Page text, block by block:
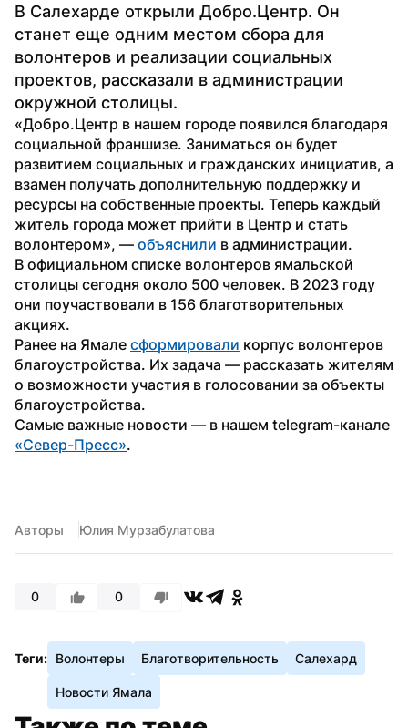
В Салехарде открыли Добро.Центр. Он
станет еще одним местом сбора для
волонтеров и реализации социальных
проектов, рассказали в администрации
окружной столицы.
«Добро.Центр в нашем городе появился благодаря
социальной франшизе. Заниматься он будет
развитием социальных и гражданских инициатив, а
взамен получать дополнительную поддержку и
ресурсы на собственные проекты. Теперь каждый
житель города может прийти в Центр и стать
волонтером», — объяснили в администрации.
В официальном списке волонтеров ямальской
столицы сегодня около 500 человек. В 2023 году
они поучаствовали в 156 благотворительных
акциях.
Ранее на Ямале сформировали корпус волонтеров
благоустройства. Их задача — рассказать жителям
о возможности участия в голосовании за объекты
благоустройства.
«Север-Пресс».
Авторы Юлия Мурзабулатова
0 0
Теги: Волонтеры Благотворительность Салехард
Новости Ямала